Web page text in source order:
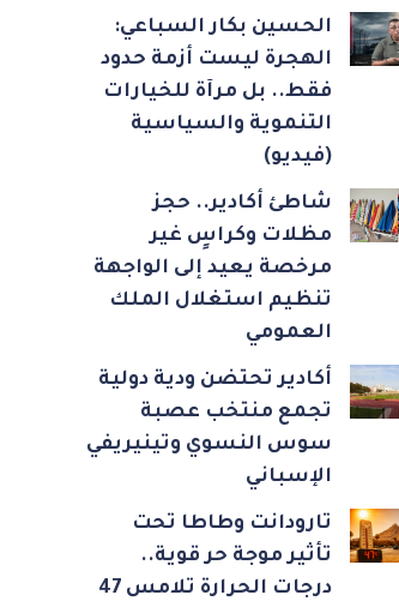
الحسين بكار السباعي:
الهجرة ليست أزمة حدود
فقط.. بل مرآة للخيارات
التنموية والسياسية
(فيديو)
شاطئ أكادير.. حجز
مظلات وكراسٍ غير
مرخصة يعيد إلى الواجهة
تنظيم استغلال الملك
العمومي
أكادير تحتضن ودية دولية
تجمع منتخب عصبة
سوس النسوي وتينيريفي
الإسباني
تارودانت وطاطا تحت
تأثير موجة حر قوية..
درجات الحرارة تلامس 47